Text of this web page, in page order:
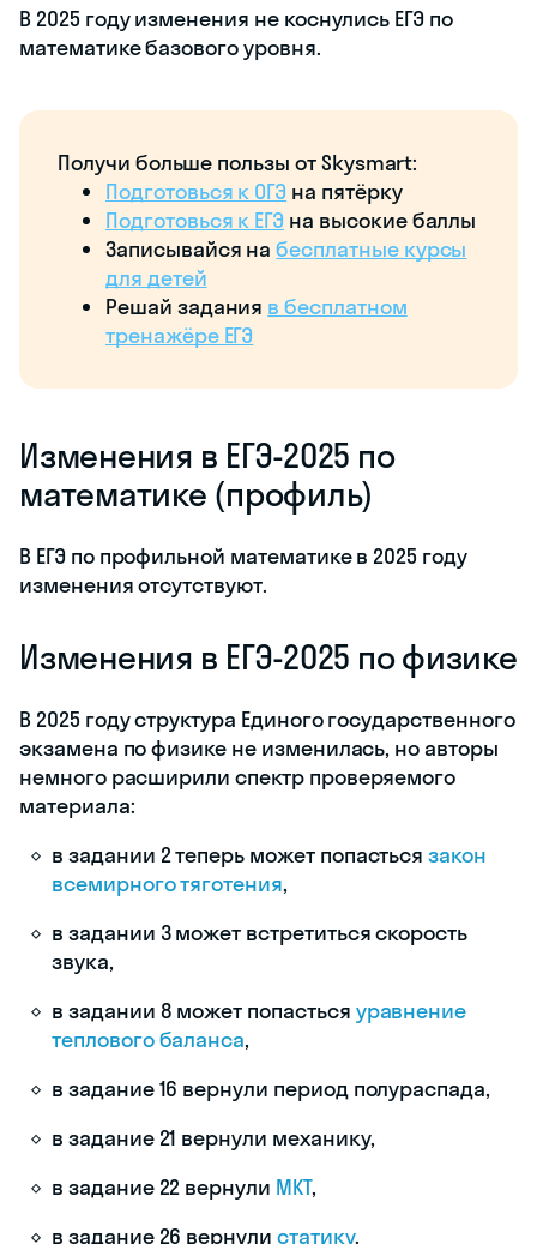
В 2025 году изменения не коснулись ЕГЭ по
математике базового уровня.
Получи больше пользы от Skysmart:
Подготовься к ОГЭ на пятёрку
Подготовься к ЕГЭ на высокие баллы
Записывайся набесплатные курсы
для детей
Решай задания в бесплатном
тренажёре ЕГЭ
Изменения в ЕГЭ-2025 по
математике (профиль)
В ЕГЭ по профильной математике в 2025 году
изменения отсутствуют.
Изменения в ЕГЭ-2025 по физике
В 2025 году структура Единого государственного
экзамена по физике не изменилась, но авторы
немного расширили спектр проверяемого
материала:
в задании 2 теперь может попастьсязакон
всемирного тяготения,
в задании 3 может встретиться скорость
звука,
в задании 8 может попасться уравнение
теплового баланса,
в задание 16 вернули период полураспада,
в задание 21 вернули механику,
в задание 22 вернули МКТ,
в задание 26 вернули статику.